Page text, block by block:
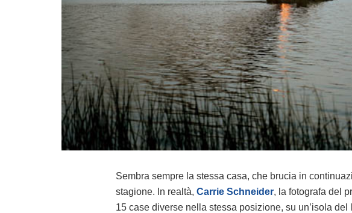
Sembra sempre la stessa casa, che brucia in
stagione. In realtà, Carrie Schneider, la fotografa del
15 case diverse nella stessa posizione, su un’isola